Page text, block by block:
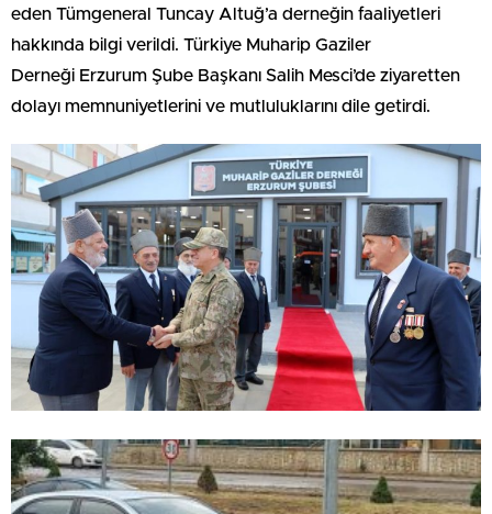
eden Tümgeneral Tuncay Altuğ’a derneğin faaliyetleri
hakkında bilgi verildi. Türkiye Muharip Gaziler
Derneği Erzurum Şube Başkanı Salih Mesci’de ziyaretten
dolayı memnuniyetlerini ve mutluluklarını dile getirdi.